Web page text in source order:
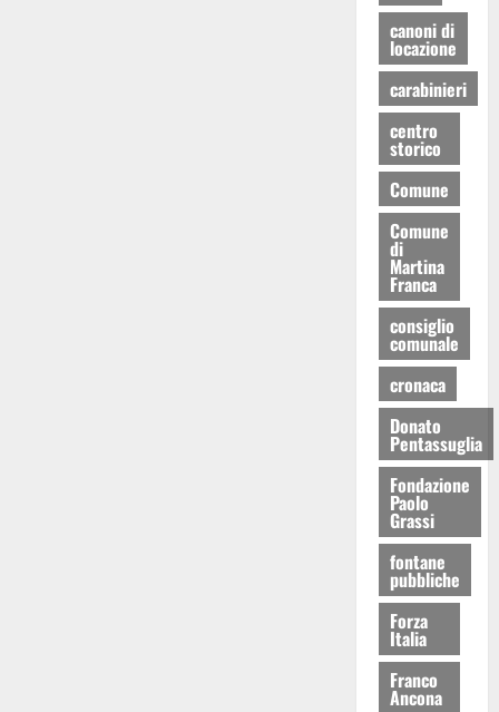
canoni di
locazione
carabinieri
centro
storico
Comune
Comune
di
Martina
Franca
consiglio
comunale
cronaca
Donato
Pentassuglia
Fondazione
Paolo
Grassi
fontane
pubbliche
Forza
Italia
Franco
Ancona